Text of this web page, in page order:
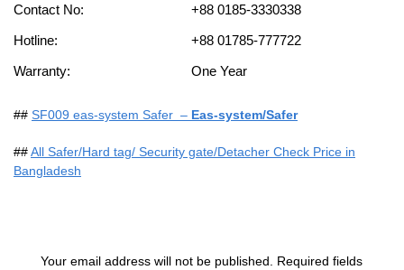
Contact No:
+88 0185-3330338
Hotline:
+88 01785-777722
Warranty:
One Year
## SF009 eas-system Safer – Eas-system/Safer
##All Safer/Hard tag/ Security gate/Detacher Check Price in
Bangladesh
Your email address will not be published. Required fields